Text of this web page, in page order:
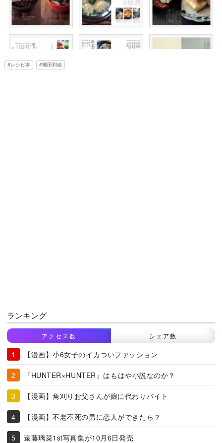
レシピ本 飛田和緒
ランキング
アクセス数 シェア数
【漫画】小6女子のイカついファッション
『HUNTER×HUNTER』はもはや小説なのか？
【漫画】角刈りお父さんが娘に代わりバイト
【漫画】不老不死の男に恋人ができたら？
遠藤璃菜1st写真集が10月6日発売